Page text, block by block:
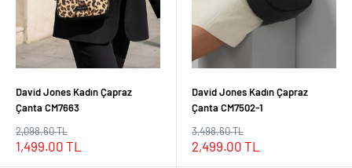
David Jones Kadın Çapraz
Çanta CM7663
İndirimli
1,499.00 TL
Normal
fiyat
2,098.60 TL
David Jones Kadın Çapraz
Çanta CM7502-1
İndirimli
2,499.00 TL
Normal
fiyat
3,498.60 TL